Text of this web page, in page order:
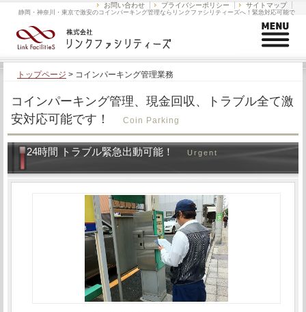
静岡・神奈川・東京で激安のコインパーキング管理ならリンクファシリティーズへ！緊急対応可能で
お問い合わせ プライバシーポリシー サイトマップ
トップページ > コインパーキング管理業務
コインパーキング管理、現金回収、トラブル全て激
安対応可能です！
Coin Parking
24時間 トラブル緊急出動可能！ Urgent